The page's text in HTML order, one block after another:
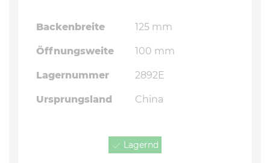
Backenbreite 125 mm
Öffnungsweite 100 mm
Lagernummer 2892E
Ursprungsland China
Lagernd